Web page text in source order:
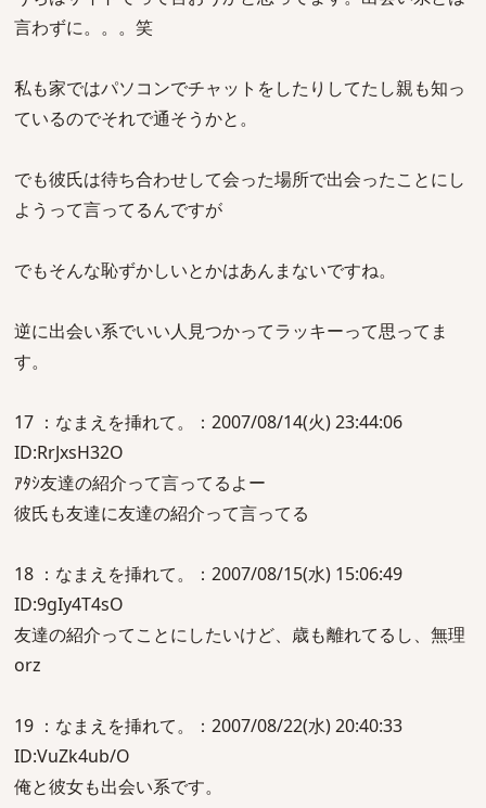
言わずに。。。笑
私も家ではパソコンでチャットをしたりしてたし親も知っ
ているのでそれで通そうかと。
でも彼氏は待ち合わせして会った場所で出会ったことにし
ようって言ってるんですが
でもそんな恥ずかしいとかはあんまないですね。
逆に出会い系でいい人見つかってラッキーって思ってま
す。
17 ：なまえを挿れて。：2007/08/14(火) 23:44:06
ID:RrJxsH32O
ｱﾀｼ友達の紹介って言ってるよー
彼氏も友達に友達の紹介って言ってる
18 ：なまえを挿れて。：2007/08/15(水) 15:06:49
ID:9gIy4T4sO
友達の紹介ってことにしたいけど、歳も離れてるし、無理
orz
19 ：なまえを挿れて。：2007/08/22(水) 20:40:33
ID:VuZk4ub/O
俺と彼女も出会い系です。